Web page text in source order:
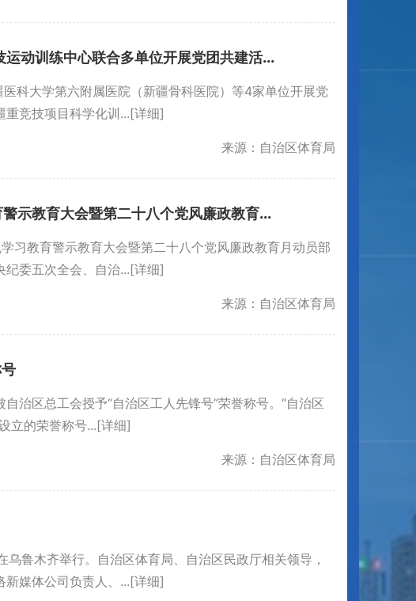
动训练中心联合多单位开展党团共建活...
科大学第六附属医院（新疆骨科医院）等4家单位开展党
竞技项目科学化训...[详细]
来源：自治区体育局
示教育大会暨第二十八个党风廉政教育...
习教育警示教育大会暨第二十八个党风廉政教育月动员部
委五次全会、自治...[详细]
来源：自治区体育局
治区总工会授予“自治区工人先锋号”荣誉称号。“自治区
立的荣誉称号...[详细]
来源：自治区体育局
鲁木齐举行。自治区体育局、自治区民政厅相关领导，
媒体公司负责人、...[详细]